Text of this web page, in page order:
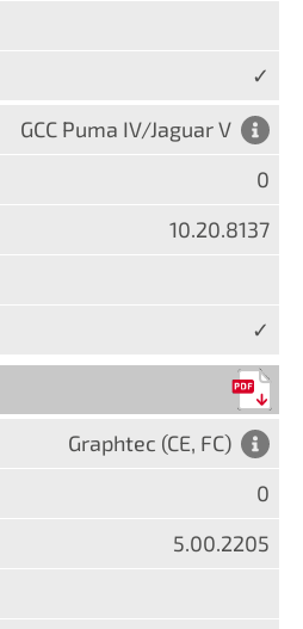
✓
GCC Puma IV/Jaguar V
0
10.20.8137
✓
Graphtec (CE, FC)
0
5.00.2205